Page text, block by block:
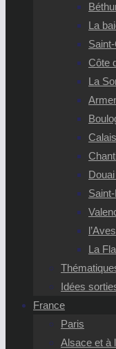
La
Côte
La
Calais
La
Idées
France
Paris
Alsace et à